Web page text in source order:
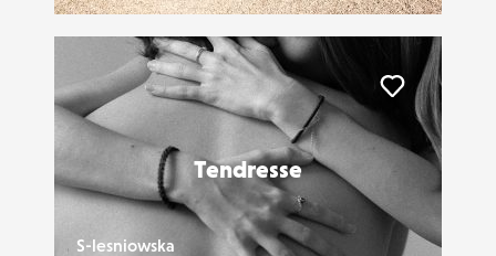
Tendresse
S-lesniowska
Liker